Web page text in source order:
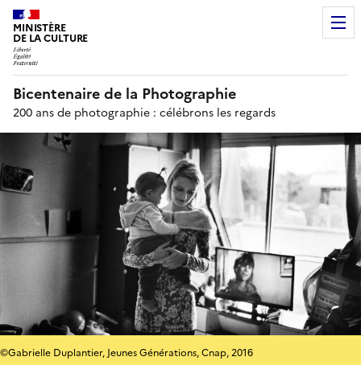
MINISTÈRE
DE LA CULTURE
Bicentenaire de la Photographie
200 ans de photographie : célébrons les regards
©Gabrielle Duplantier, Jeunes Générations, Cnap, 2016